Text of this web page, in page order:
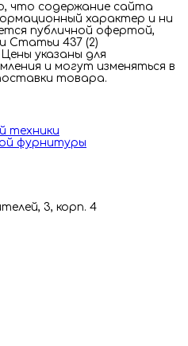
что содержание сайта
характер и ни
публичной офертой,
Статьи 437 (2)
указаны для
и могут изменяться в
товара.
техники
фурнитуры
3, корп. 4